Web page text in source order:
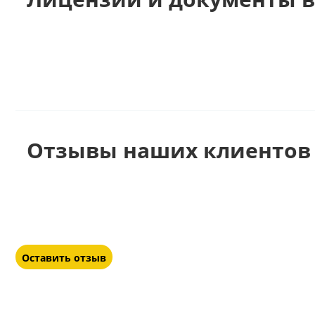
Отзывы наших клиентов
Оставить отзыв